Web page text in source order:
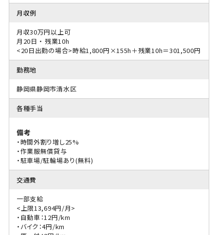
月収例
月収30万円以上可
月20日 ・ 残業10h
<20日出勤の場合>時給1,800円×155h＋残業10h＝301,500円
勤務地
静岡県静岡市清水区
各種手当
備考
・時間外割り増し25%
・作業服無償貸与
・駐車場/駐輪場あり(無料)
交通費
一部支給
<上限13,694円/月>
・自動車：12円/km
・バイク：4円/km